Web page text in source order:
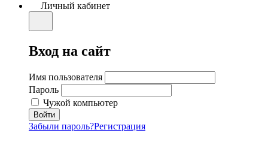
Личный кабинет
Вход на сайт
Имя пользователя
Пароль
Чужой компьютер
Забыли пароль?Регистрация